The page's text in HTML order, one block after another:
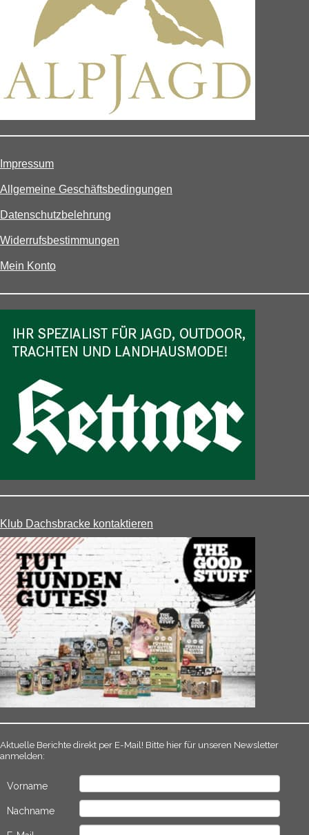
Impressum
Allgemeine Geschäftsbedingungen
Datenschutzbelehrung
Widerrufsbestimmungen
Mein Konto
Klub Dachsbracke kontaktieren
Aktuelle Berichte direkt per E-Mail! Bitte hier für unseren Newsletter
anmelden:
Vorname
Nachname